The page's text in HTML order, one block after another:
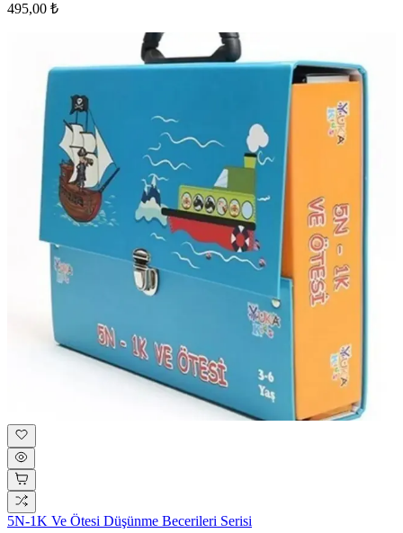
495,00 ₺
5N-1K Ve Ötesi Düşünme Becerileri Serisi